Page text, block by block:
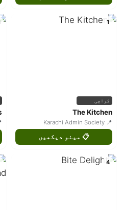
1
کراچی
The Kitchen
📍 Karachi Admin Society
📋 مینو دیکھیں
4